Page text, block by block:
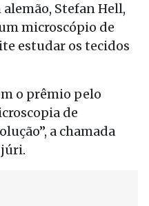
Stefan Hell,
microscópio de
estudar os tecidos
o prêmio pelo
de
a chamada